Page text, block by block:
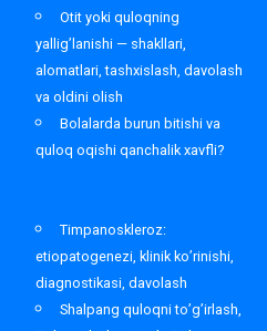
Otit yoki quloqning
yallig’lanishi — shakllari,
alomatlari, tashxislash, davolash
va oldini olish
Bolalarda burun bitishi va
quloq oqishi qanchalik xavfli?
Timpanoskleroz:
etiopatogenezi, klinik ko’rinishi,
diagnostikasi, davolash
Shalpang quloqni to’g’irlash,